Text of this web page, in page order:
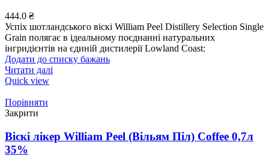
444.0 ₴
Успіх шотландського віскі William Peel Distillery Selection Single
Grain полягає в ідеальному поєднанні натуральних
інгридієнтів на єдиній дистилерії Lowland Coast:
Додати до списку бажань
Читати далі
Quick view
Порівняти
Закрити
Віскі лікер William Peel (Вільям Піл) Coffee 0,7л
35%